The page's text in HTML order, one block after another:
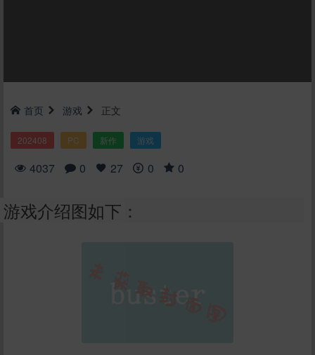
首页 游戏 正文
202408 PC 新作 游戏
4037 0 27 0 0
游戏介绍图如下：